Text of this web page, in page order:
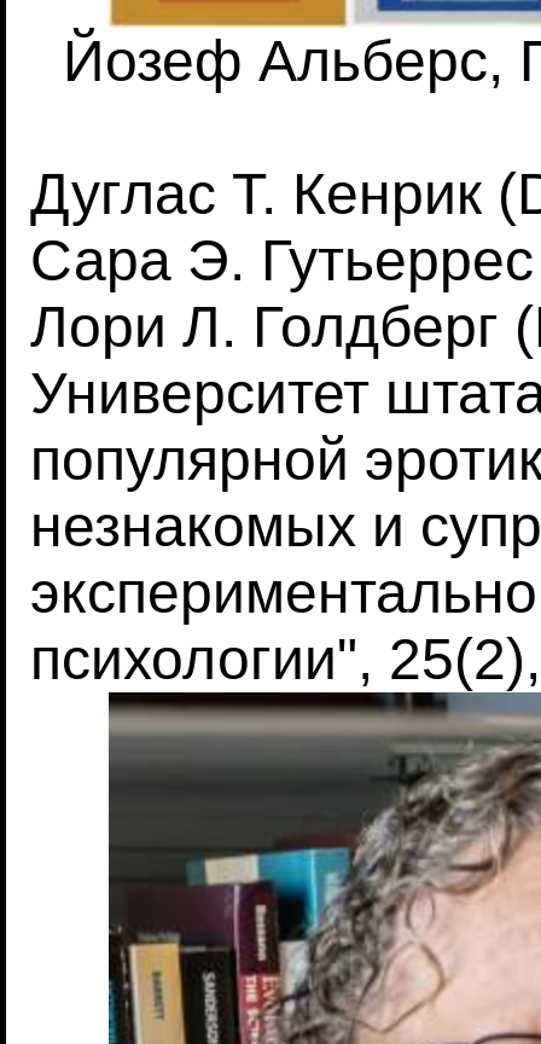
Йозеф Альберс,
Дуглас Т. Кенрик
Сара Э.
Лори Л. Голдберг
Университет
популярной
незнакомых и
психологии",